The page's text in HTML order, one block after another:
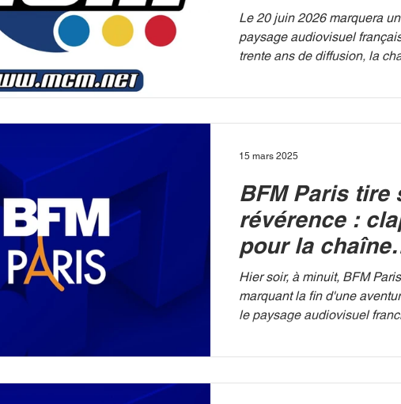
Le 20 juin 2026 marquera
paysage audiovisuel
trente ans de diffusion, la
Quelques mois seulement
façonné toute une
qui en dit long sur
cons
BFM Paris tire
révérence :
pour la chaîne
d'information
Hier soir, à minuit, BFM
marquant la fin d'une
le paysage audiovisuel
15 mars 2025